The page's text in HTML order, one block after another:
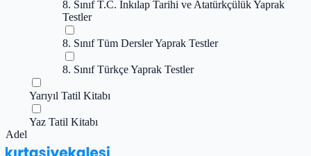
8. Sınıf T.C. İnkılap Tarihi ve Atatürkçülük Yaprak
Testler
8. Sınıf Tüm Dersler Yaprak Testler
8. Sınıf Türkçe Yaprak Testler
Yarıyıl Tatil Kitabı
Yaz Tatil Kitabı
Adel